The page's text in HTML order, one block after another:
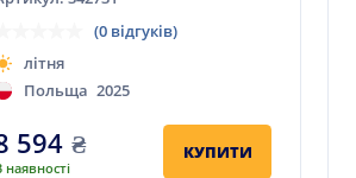
(0 відгуків)
літня
Польща 2025
594 ₴
наявності
КУПИТИ